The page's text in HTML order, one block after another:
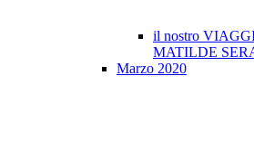
il nostro
MATILDE
Marzo 2020